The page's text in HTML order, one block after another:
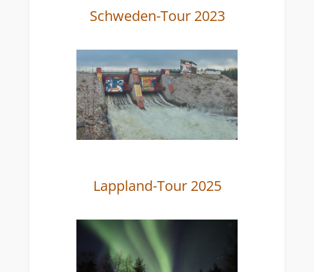
Schweden-Tour 2023
Lappland-Tour 2025